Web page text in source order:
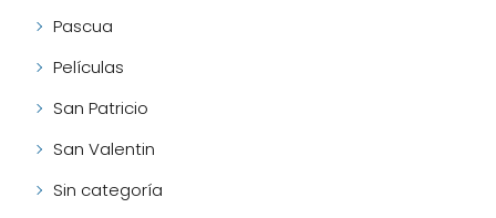
Pascua
Películas
San Patricio
San Valentin
Sin categoría